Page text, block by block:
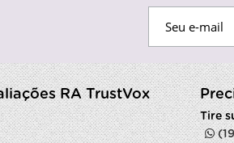
RA TrustVox
Tire